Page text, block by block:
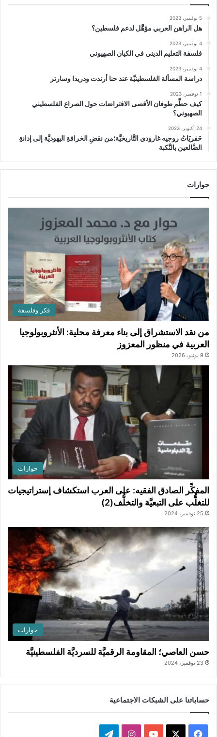
5 نوفمبر، 2023
هل الراهن العربي مؤهَّل لدعم فلسطين؟
4 نوفمبر، 2023
فلسفة التعليم الديني في الكيان الصهيوني
4 نوفمبر، 2023
دراسة المسألة الفلسطينيَّة عند حنا أرندت ودريدا وسارتر
1 نوفمبر، 2023
كيف حطَّم طوفان الأقصى الافتراضات حول الصراع الفلسطيني
الصهيوني؟
24 أكتوبر، 2023
حَفريَاتُ روجيه غارودي التَّاريخيَّة؛من نقضِ الخرافةِ اليهوديَّة إلى إدانةِ
الضَّالعين بالنَّكبة
حوارات
فكر وفلسفة
من نقد الاستشراق إلى بناء معرفة محلية: الأنثروبولوجيا
العربية في منظور المعزوز
9 يونيو، 2026
حوارات
المفكِّر الصادق الفقيه: على العرب استكشاف إستراتيجيات
للتغلُّب على التبعيَّة والتخلُّف(2)
25 نوفمبر، 2024
حوارات
حسن العاصي؛ المقاومة الرقميَّة للسرديَّة الفلسطينيَّة
23 نوفمبر، 2024
حساباتنا على الشبكات الاجتماعية